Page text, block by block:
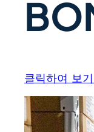
클릭하여 보